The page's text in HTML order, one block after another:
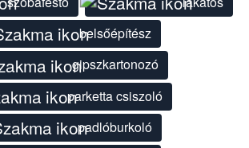
belsőépítész
gipszkartonozó
parketta csiszoló
padlóburkoló